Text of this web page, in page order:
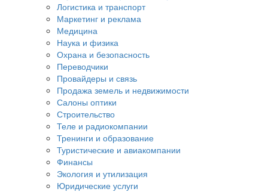
Логистика и транспорт
Маркетинг и реклама
Медицина
Наука и физика
Охрана и безопасность
Переводчики
Провайдеры и связь
Продажа земель и недвижимости
Салоны оптики
Строительство
Теле и радиокомпании
Тренинги и образование
Туристические и авиакомпании
Финансы
Экология и утилизация
Юридические услуги